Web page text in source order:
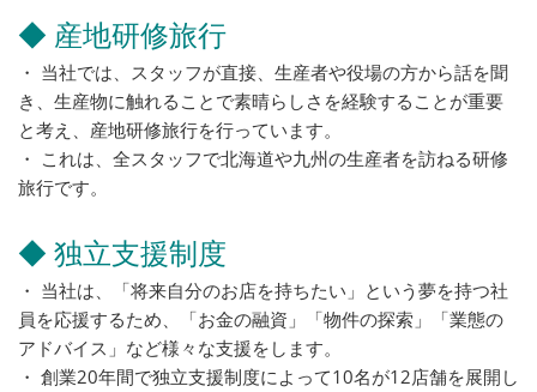
◆ 産地研修旅行
・ 当社では、スタッフが直接、生産者や役場の方から話を聞
き、生産物に触れることで素晴らしさを経験することが重要
と考え、産地研修旅行を行っています。
・ これは、全スタッフで北海道や九州の生産者を訪ねる研修
旅行です。
◆ 独立支援制度
・ 当社は、「将来自分のお店を持ちたい」という夢を持つ社
員を応援するため、「お金の融資」「物件の探索」「業態の
アドバイス」など様々な支援をします。
・ 創業20年間で独立支援制度によって10名が12店舗を展開し